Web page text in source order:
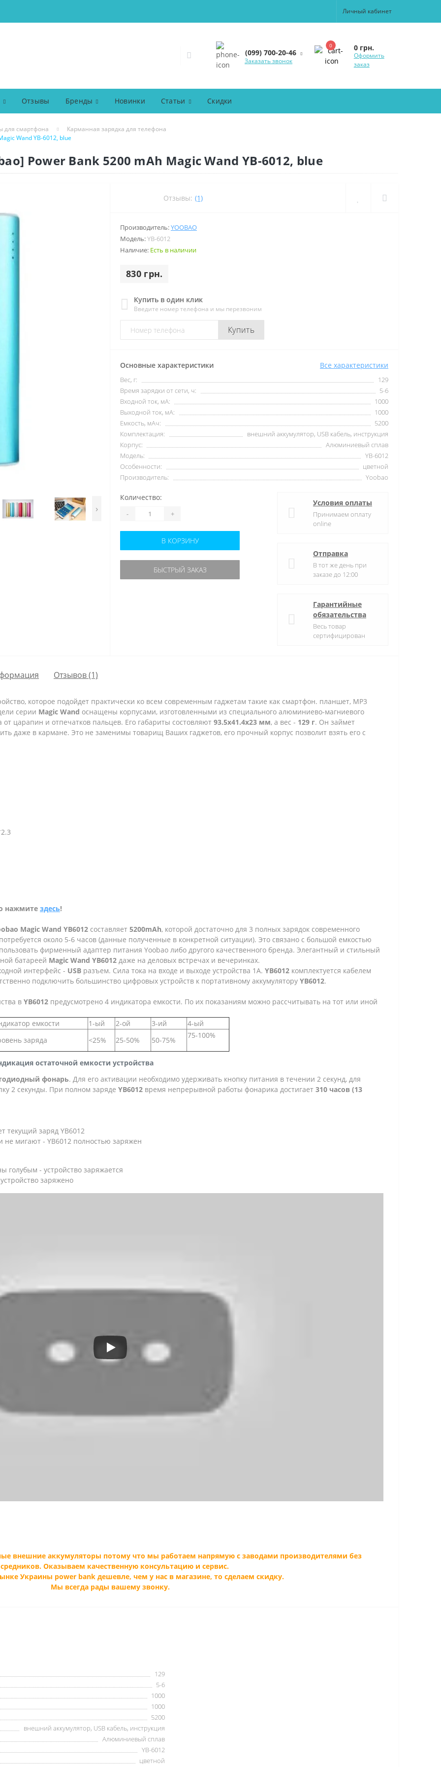
Личный кабинет
(099) 700-20-46
Заказать звонок
0 0 грн.
Оформить
заказ
Отзывы Бренды Новинки Статьи Скидки
для смартфона
Карманная зарядка для телефона
Wand YB-6012, blue
Power Bank 5200 mAh Magic Wand YB-6012, blue
›
Отзывы: (1)
Производитель:YOOBAO
Модель:YB-6012
Наличие: Есть в наличии
830 грн.
Купить в один клик
Введите номер телефона и мы перезвоним
Купить
Основные характеристики Все характеристики
Вес, г:
129
Время зарядки от сети, ч:
5-6
Входной ток, мА:
1000
Выходной ток, мА:
1000
Емкость, мАч:
5200
Комплектация:
внешний аккумулятор, USB кабель, инструкция
Корпус:
Алюминиевый сплав
Модель:
YB-6012
Особенности:
цветной
Производитель:
Yoobao
Количество:
- +
В КОРЗИНУ
БЫСТРЫЙ ЗАКАЗ
Условия оплаты
Принимаем оплату
online
Отправка
В тот же день при
заказе до 12:00
Гарантийные
обязательства
Весь товар
сертифицирован
Отзывов (1)
которое подойдет практически ко всем современным гаджетам такие как смартфон. планшет, МР3
серии Magic Wand оснащены корпусами, изготовленными из специального алюминиево-магниевого
царапин и отпечатков пальцев. Его габариты состовляют 93.5х41.4х23 мм, а вес - 129 г. Он займет
даже в кармане. Это не заменимы товарищ Ваших гаджетов, его прочный корпус позволит взять его с
нажмите здесь!
Magic Wand YB6012 составляет 5200mAh, которой достаточно для 3 полных зарядок современного
около 5-6 часов (данные полученные в конкретной ситуации). Это связано с большой емкостью
фирменный адаптер питания Yoobao либо другого качественного бренда. Элегантный и стильный
батареей Magic Wand YB6012 даже на деловых встречах и вечеринках.
интерфейс - USB разъем. Сила тока на входе и выходе устройства 1А. YB6012 комплектуется кабелем
подключить большинство цифровых устройств к портативному аккумулятору YB6012.
в YB6012 предусмотрено 4 индикатора емкости. По их показаниям можно рассчитывать на тот или иной
остаточной емкости устройства
емкости 1-ый 2-ой 3-ий
4-ый
заряда
<25% 25-50% 50-75%
75-100%
фонарь. Для его активации необходимо удерживать кнопку питания в течении 2 секунд, для
2 секунды. При полном заряде YB6012 время непрерывной работы фонарика достигает 310 часов (13
текущий заряд YB6012
не мигают - YB6012 полностью заряжен
голубым - устройство заряжается
заряжено
внешние аккумуляторы потому что мы работаем напрямую с заводами производителями без
Оказываем качественную консультацию и сервис.
Украины power bank дешевле, чем у нас в магазине, то сделаем скидку.
Мы всегда рады вашему звонку.
129
5-6
1000
1000
5200
внешний аккумулятор, USB кабель, инструкция
Алюминиевый сплав
YB-6012
цветной